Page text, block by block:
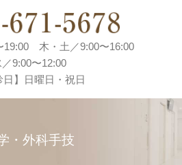
19:00 木・土／9:00〜16:00
／9:00〜12:00
日】日曜日・祝日
・外科手技